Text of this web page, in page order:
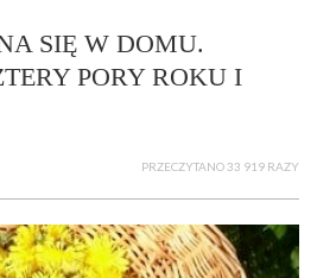
SIĘ W DOMU.
PORY ROKU I
PRZECZYTANO 33 919 RAZY